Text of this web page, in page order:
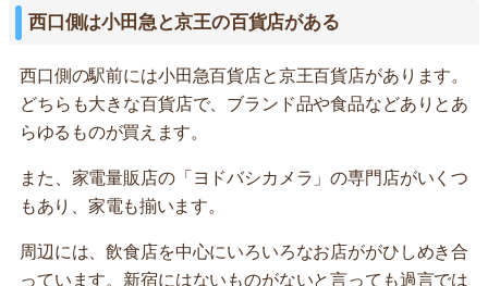
西口側は小田急と京王の百貨店がある
西口側の駅前には小田急百貨店と京王百貨店があります。
どちらも大きな百貨店で、ブランド品や食品などありとあ
らゆるものが買えます。
また、家電量販店の「ヨドバシカメラ」の専門店がいくつ
もあり、家電も揃います。
周辺には、飲食店を中心にいろいろなお店ががひしめき合
っています。新宿にはないものがないと言っても過言では